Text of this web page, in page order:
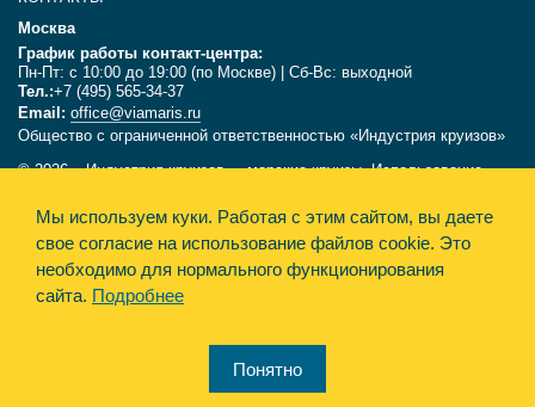
Москва
График работы контакт-центра:
Пн-Пт: с 10:00 до 19:00 (по Москве) | Сб-Вс: выходной
Тел.:+7 (495) 565-34-37
Email: office@viamaris.ru
Общество с ограниченной ответственностью «Индустрия круизов»
© 2026, «Индустрия круизов» - морские круизы. Использование
разрешения компании «Индустрия круизов». Информация,
размещённая на сайте, несёт справочный характер и не является
офертой.
Политика конфиденциальности
Мы используем куки. Работая с этим сайтом, вы даете
свое согласие на использование файлов cookie. Это
необходимо для нормального функционирования
сайта. Подробнее
Понятно